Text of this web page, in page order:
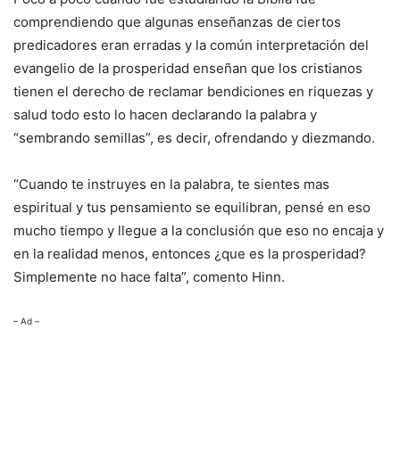
comprendiendo que algunas enseñanzas de ciertos
predicadores eran erradas y la común interpretación del
evangelio de la prosperidad enseñan que los cristianos
tienen el derecho de reclamar bendiciones en riquezas y
salud todo esto lo hacen declarando la palabra y
“sembrando semillas”, es decir, ofrendando y diezmando.
“Cuando te instruyes en la palabra, te sientes mas
espiritual y tus pensamiento se equilibran, pensé en eso
mucho tiempo y llegue a la conclusión que eso no encaja y
en la realidad menos, entonces ¿que es la prosperidad?
Simplemente no hace falta”, comento Hinn.
– Ad –